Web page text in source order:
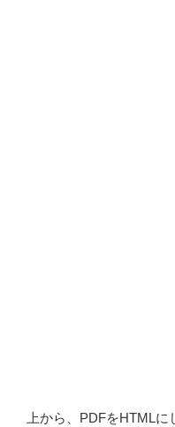
上から、PDFをHTML